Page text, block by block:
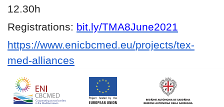
12.30h
Registrations: bit.ly/TMA8June2021
https://www.enicbcmed.eu/projects/tex-
med-alliances